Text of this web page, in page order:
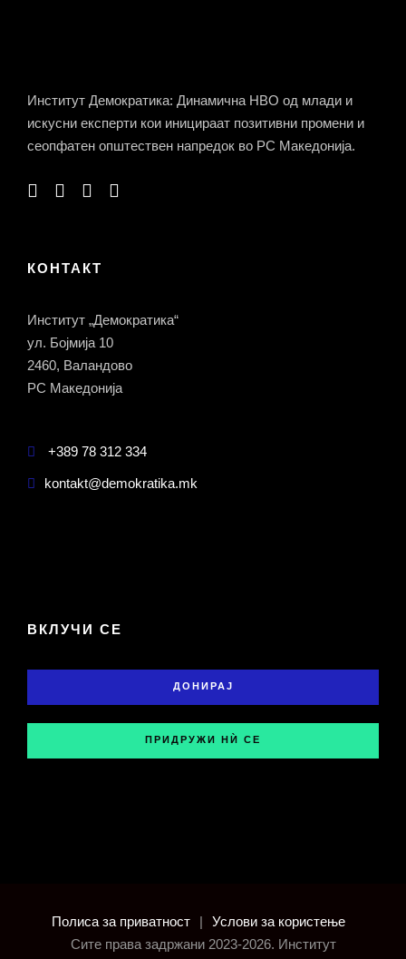
Институт Демократика: Динамична НВО од млади и
искусни експерти кои иницираат позитивни промени и
сеопфатен општествен напредок во РС Македонија.
КОНТАКТ
Институт „Демократика“
ул. Бојмија 10
2460, Валандово
РС Македонија
+389 78 312 334
kontakt@demokratika.mk
ВКЛУЧИ СЕ
ДОНИРАЈ
ПРИДРУЖИ НЍ СЕ
Полиса за приватност |
Услови за користење
Сите права задржани 2023-2026. Институт